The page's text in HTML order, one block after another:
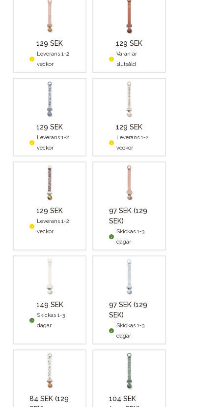
129 SEK
Leverans 1-2
veckor
129 SEK
Varan är
slutsåld
129 SEK
Leverans 1-2
veckor
129 SEK
Leverans 1-2
veckor
129 SEK
Leverans 1-2
veckor
97 SEK (129
SEK)
Skickas 1-3
dagar
149 SEK
Skickas 1-3
dagar
97 SEK (129
SEK)
Skickas 1-3
dagar
84 SEK (129
104 SEK